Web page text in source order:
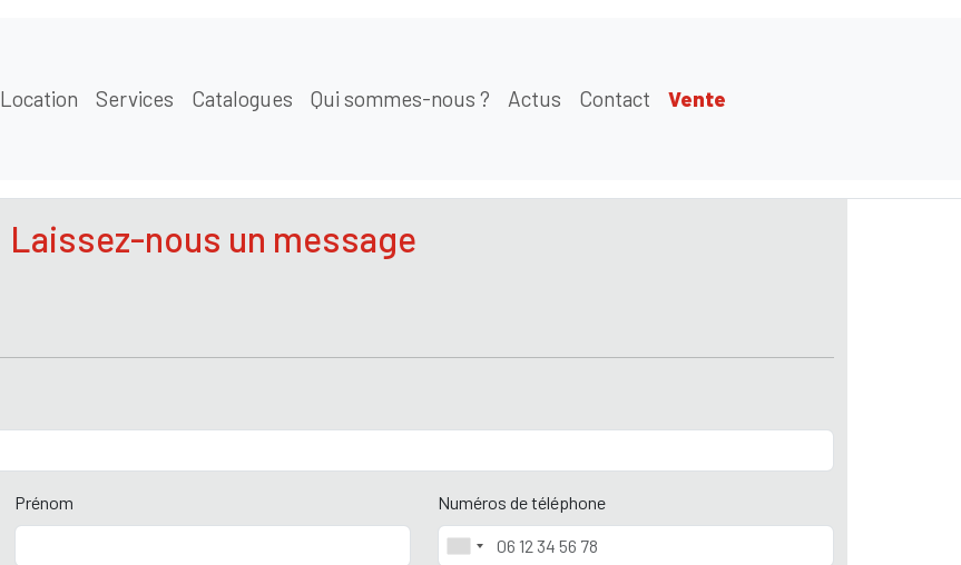
Location Services Catalogues Qui sommes-nous ? Actus Contact Vente
Laissez-nous un message
Prénom Numéros de téléphone